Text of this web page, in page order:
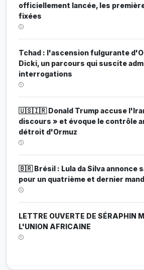
officiellement lancée, les
fixées
Tchad : l'ascension fulgurante
Dicki, un parcours qui suscite
interrogations
🇺🇸🇮🇷 Donald Trump accuse
discours » et évoque le contrôle
détroit d'Ormuz
🇧🇷 Brésil : Lula da Silva annonce
pour un quatrième et dernier
LETTRE OUVERTE DE SÉRAPHIN
L'UNION AFRICAINE